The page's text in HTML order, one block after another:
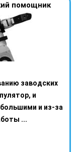
помощник
заводских
и
и из-за
...